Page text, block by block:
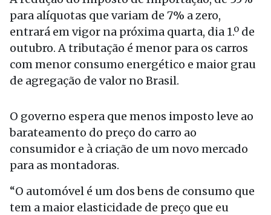
para alíquotas que variam de 7% a zero,
entrará em vigor na próxima quarta, dia 1.º de
outubro. A tributação é menor para os carros
com menor consumo energético e maior grau
de agregação de valor no Brasil.
O governo espera que menos imposto leve ao
barateamento do preço do carro ao
consumidor e à criação de um novo mercado
para as montadoras.
“O automóvel é um dos bens de consumo que
tem a maior elasticidade de preço que eu